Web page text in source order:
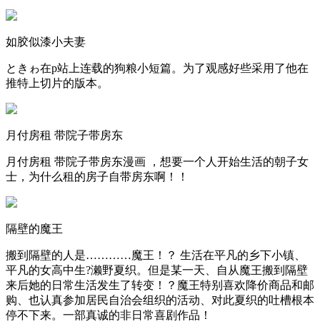
如胶似漆小夫妻
ときゎ在p站上连载的狗粮小短篇。为了观感好些采用了他在
推特上切片的版本。
月付房租 带院子带房东
月付房租 带院子带房东漫画 ，想要一个人开始生活的朝子女
士，为什么租的房子自带房东啊！！
隔壁的魔王
搬到隔壁的人是…………魔王！？ 生活在平凡的乡下小镇、
平凡的女高中生?濑野夏织。但是某一天、自从魔王搬到隔壁
来后她的日常生活发生了转变！？魔王特别喜欢降价商品和邮
购、也认真参加居民自治会组织的活动、对此夏织的吐槽根本
停不下来。一部真诚的非日常喜剧作品！